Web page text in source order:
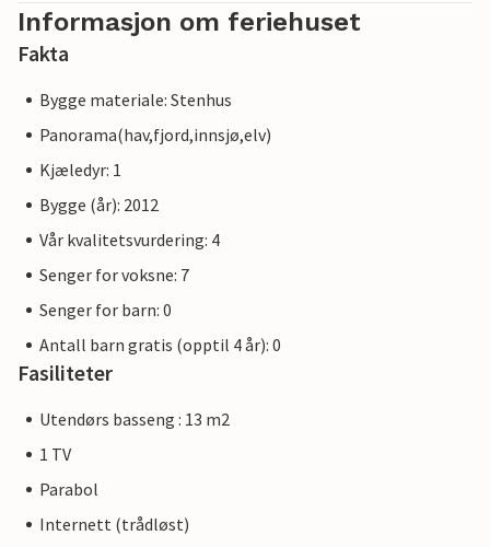
Informasjon om feriehuset
Fakta
Bygge materiale: Stenhus
Panorama(hav,fjord,innsjø,elv)
Kjæledyr: 1
Bygge (år): 2012
Vår kvalitetsvurdering: 4
Senger for voksne: 7
Senger for barn: 0
Antall barn gratis (opptil 4 år): 0
Fasiliteter
Utendørs basseng : 13 m2
1 TV
Parabol
Internett (trådløst)